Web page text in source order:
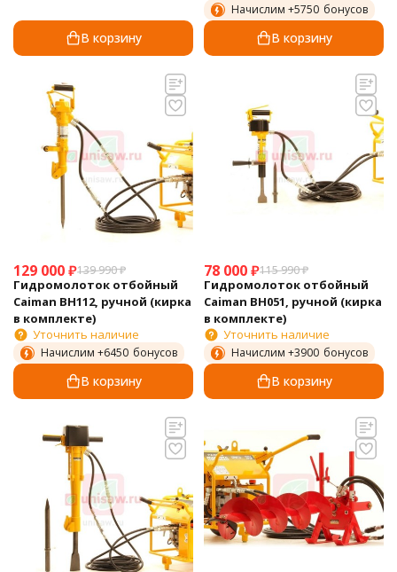
В корзину
Начислим +5750 бонусов
В корзину
129 000₽139 990₽
Гидромолоток отбойный
Caiman BH112, ручной (кирка
в комплекте)
Уточнить наличие
Начислим +6450 бонусов
В корзину
78 000₽115 990₽
Гидромолоток отбойный
Caiman BH051, ручной (кирка
в комплекте)
Уточнить наличие
Начислим +3900 бонусов
В корзину